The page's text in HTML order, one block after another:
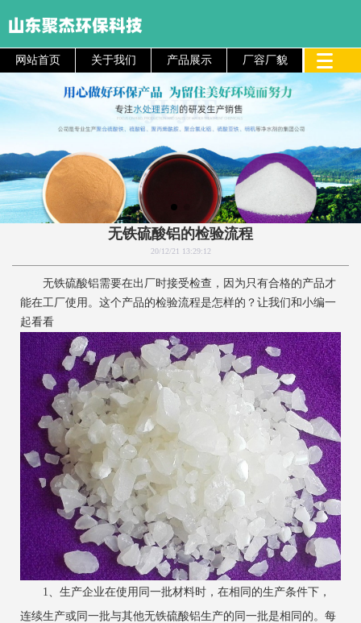
网站首页 关于我们 产品展示 厂容厂貌
无铁硫酸铝的检验流程
20/12/21 13:29:12
无铁硫酸铝需要在出厂时接受检查，因为只有合格的产品才
能在工厂使用。这个产品的检验流程是怎样的？让我们和小编一
起看看
1、生产企业在使用同一批材料时，在相同的生产条件下，
连续生产或同一批与其他无铁硫酸铝生产的同一批是相同的。每